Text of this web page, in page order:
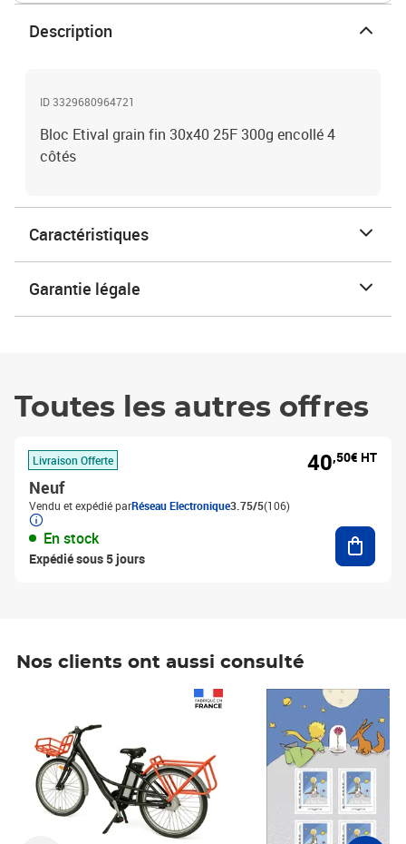
Description
ID 3329680964721
Bloc Etival grain fin 30x40 25F 300g encollé 4
côtés
Caractéristiques
Garantie légale
Toutes les autres offres
Livraison Offerte
Neuf
Vendu et expédié parRéseau Electronique3.75/5(106)
En stock
Expédié sous 5 jours
40,50€ HT
Nos clients ont aussi consulté
Prix 6,25€ HT